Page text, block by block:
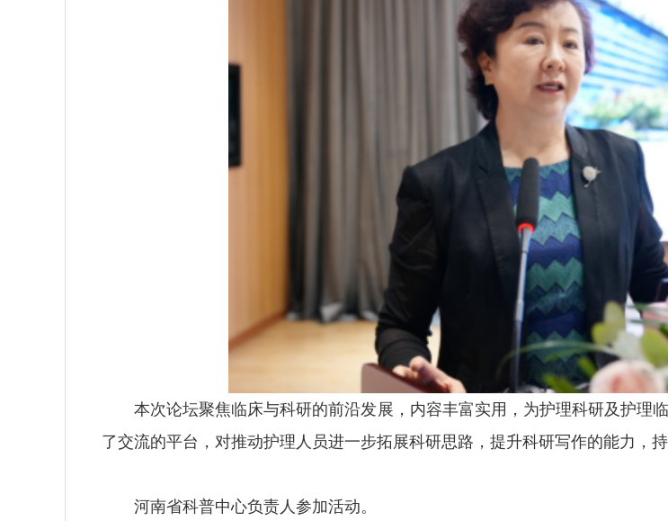
本次论坛聚焦临床与科研的前沿发展，内容丰富实用，为护理科研及护理
了交流的平台，对推动护理人员进一步拓展科研思路，提升科研写作的能力，
河南省科普中心负责人参加活动。